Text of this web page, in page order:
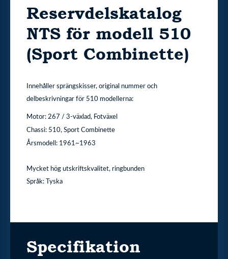
Reservdelskatalog
NTS för modell 510
(Sport Combinette)
Innehåller sprängskisser, original nummer och
delbeskrivningar för 510 modellerna:
Motor: 267 / 3-växlad, Fotväxel
Chassi: 510, Sport Combinette
Årsmodell: 1961~1963
Mycket hög utskriftskvalitet, ringbunden
Språk: Tyska
Specifikation